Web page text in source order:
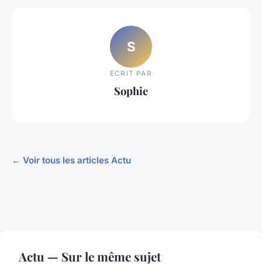
S
ECRIT PAR
Sophie
← Voir tous les articles Actu
Actu — Sur le même sujet